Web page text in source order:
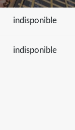
indisponible
indisponible